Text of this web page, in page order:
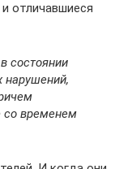
отличавшиеся
состоянии
нарушений,
со временем